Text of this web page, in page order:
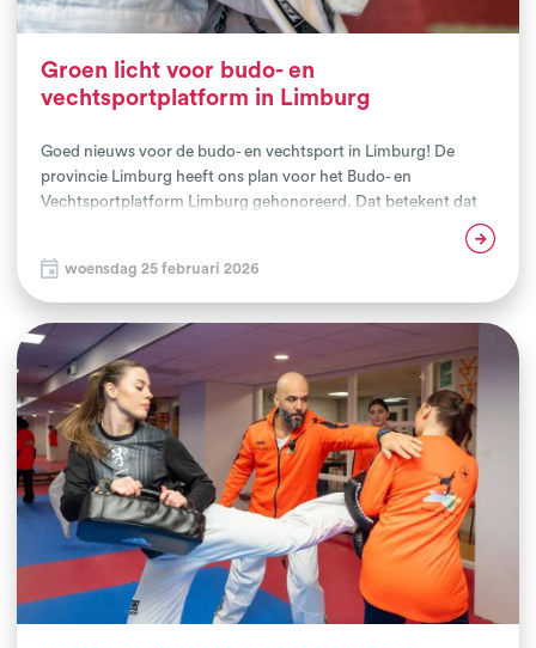
Groen licht voor budo- en
vechtsportplatform in Limburg
Goed nieuws voor de budo- en vechtsport in Limburg! De
provincie Limburg heeft ons plan voor het Budo- en
Vechtsportplatform Limburg gehonoreerd. Dat betekent dat
we in 2026 officieel van start gaan met de uitvoering van dit
vechtsportaanbieders in de hele provincie met elkaar
verbinden, de kwaliteit versterken én de maatschappelijke
kracht van deze sporten beter benutten. Ons doel: meer
Limburgers in beweging krijgen en houden, met extra
aandacht voor mensen in een kwetsbare positie.
woensdag 25 februari 2026